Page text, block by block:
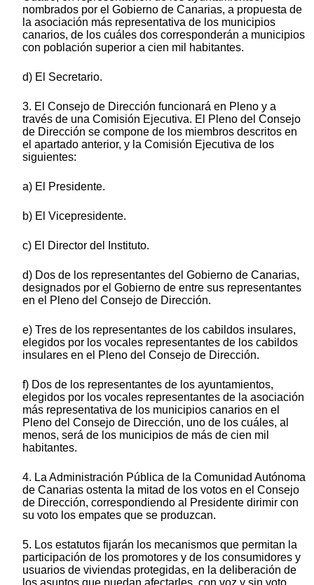
nombrados por el Gobierno de Canarias, a propuesta de
la asociación más representativa de los municipios
canarios, de los cuáles dos corresponderán a municipios
con población superior a cien mil habitantes.
d) El Secretario.
3. El Consejo de Dirección funcionará en Pleno y a
través de una Comisión Ejecutiva. El Pleno del Consejo
de Dirección se compone de los miembros descritos en
el apartado anterior, y la Comisión Ejecutiva de los
siguientes:
a) El Presidente.
b) El Vicepresidente.
c) El Director del Instituto.
d) Dos de los representantes del Gobierno de Canarias,
designados por el Gobierno de entre sus representantes
en el Pleno del Consejo de Dirección.
e) Tres de los representantes de los cabildos insulares,
elegidos por los vocales representantes de los cabildos
insulares en el Pleno del Consejo de Dirección.
f) Dos de los representantes de los ayuntamientos,
elegidos por los vocales representantes de la asociación
más representativa de los municipios canarios en el
Pleno del Consejo de Dirección, uno de los cuáles, al
menos, será de los municipios de más de cien mil
habitantes.
4. La Administración Pública de la Comunidad Autónoma
de Canarias ostenta la mitad de los votos en el Consejo
de Dirección, correspondiendo al Presidente dirimir con
su voto los empates que se produzcan.
5. Los estatutos fijarán los mecanismos que permitan la
participación de los promotores y de los consumidores y
usuarios de viviendas protegidas, en la deliberación de
los asuntos que puedan afectarles, con voz y sin voto.